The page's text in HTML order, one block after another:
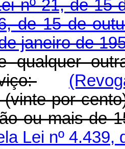
nº 21, de 15
de 15 de
janeiro de
qualquer
por
ou mais de
Lei nº 4.439,